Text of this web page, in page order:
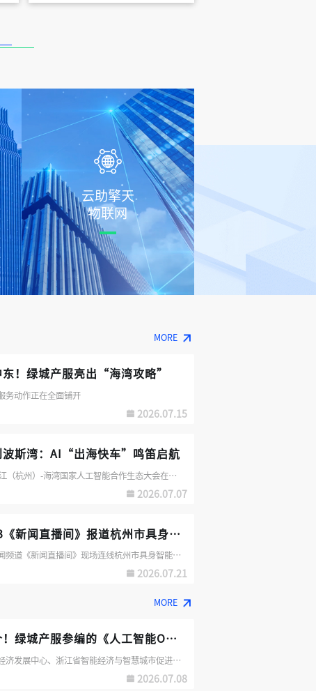
云助擎天
物联网
MORE
！绿城产服亮出“海湾攻略”
务动作正在全面铺开
2026.07.15
波斯湾：AI“出海快车”鸣笛启航
7月7日，浙江（杭州）-海湾国家人工智能合作生态大会在杭举办。大会由中东数字经济发展中心（SMDDC）、绿城科技产业服务集团联合主办
2026.07.07
CCTV-13《新闻直播间》报道杭州市具身智能展示与应用推广中心
CCTV-13新闻频道《新闻直播间》现场连线杭州市具身智能展示与应用推广中心，实地探访多类机器人应用场景
2026.07.21
MORE
全国首个！绿城产服参编的《人工智能OPC术语》团体标准，8月起实施
浙江省数字经济发展中心、浙江省智能经济与智慧城市促进会牵头，绿城科技产业服务集团参编的《人工智能OPC 术语》团体标准正式发布，将于8月1日起实施
2026.07.08